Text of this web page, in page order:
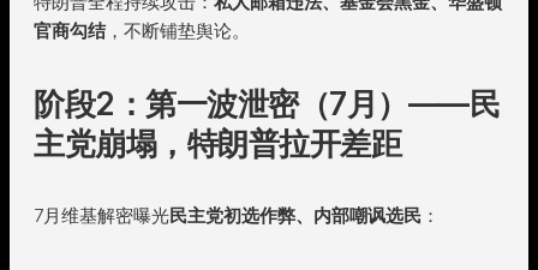
官商勾结，不断铺垫舆论。
阶段2：第一波泄密（7月）——民
主党崩塌，特朗普拉开差距
7月维基解密曝光民主党初选作弊、内部嘲讽选民 ：